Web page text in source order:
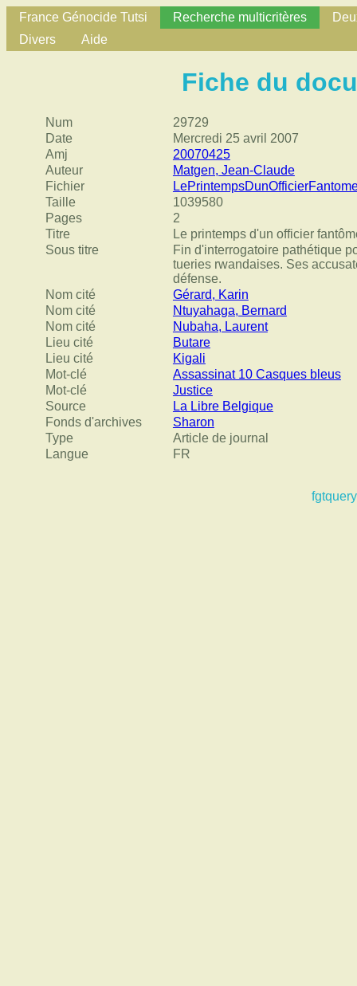
France Génocide Tutsi Recherche multicritères
Divers
Aide
Fiche du
Num
29729
Date
Mercredi 25 avril 2007
Amj
20070425
Auteur
Matgen, Jean-Claude
Fichier
Taille
1039580
Pages
2
Titre
Le printemps d'un officier
Sous titre
Fin d'interrogatoire pathétique
tueries rwandaises. Ses
défense.
Nom cité
Gérard, Karin
Nom cité
Ntuyahaga, Bernard
Nom cité
Nubaha, Laurent
Lieu cité
Butare
Lieu cité
Kigali
Mot-clé
Assassinat 10 Casques bleus
Mot-clé
Justice
Source
La Libre Belgique
Fonds d'archives
Sharon
Type
Article de journal
Langue
FR